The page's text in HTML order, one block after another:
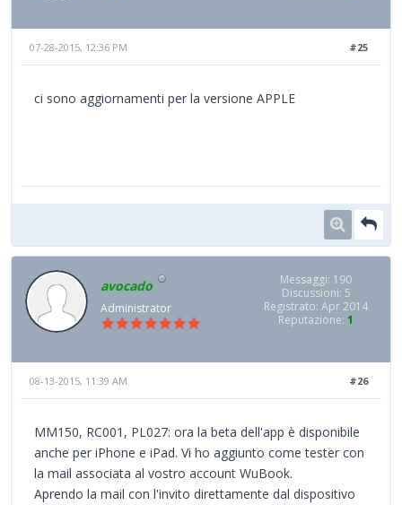
#25
07-28-2015, 12:36 PM
ci sono aggiornamenti per la versione APPLE
avocado
Administrator
Messaggi: 190
Discussioni: 5
Registrato: Apr 2014
Reputazione: 1
#26
08-13-2015, 11:39 AM
MM150, RC001, PL027: ora la beta dell'app è disponibile
anche per iPhone e iPad. Vi ho aggiunto come tester con
la mail associata al vostro account WuBook.
Aprendo la mail con l'invito direttamente dal dispositivo